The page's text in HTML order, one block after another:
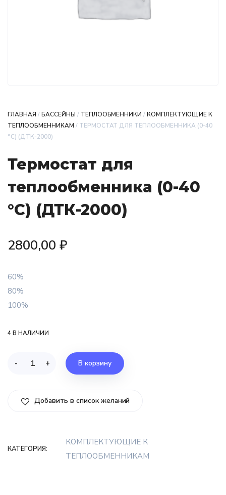
ГЛАВНАЯ /БАССЕЙНЫ / ТЕПЛООБМЕННИКИ /КОМПЛЕКТУЮЩИЕ К
ТЕПЛООБМЕННИКАМ / ТЕРМОСТАТ ДЛЯ ТЕПЛООБМЕННИКА (0-40
°С) (ДТК-2000)
Термостат для
теплообменника (0-40
°С) (ДТК-2000)
2800,00 ₽
60%
80%
100%
4 В НАЛИЧИИ
+
- В корзину
Добавить в список желаний
КАТЕГОРИЯ:
КОМПЛЕКТУЮЩИЕ К
ТЕПЛООБМЕННИКАМ